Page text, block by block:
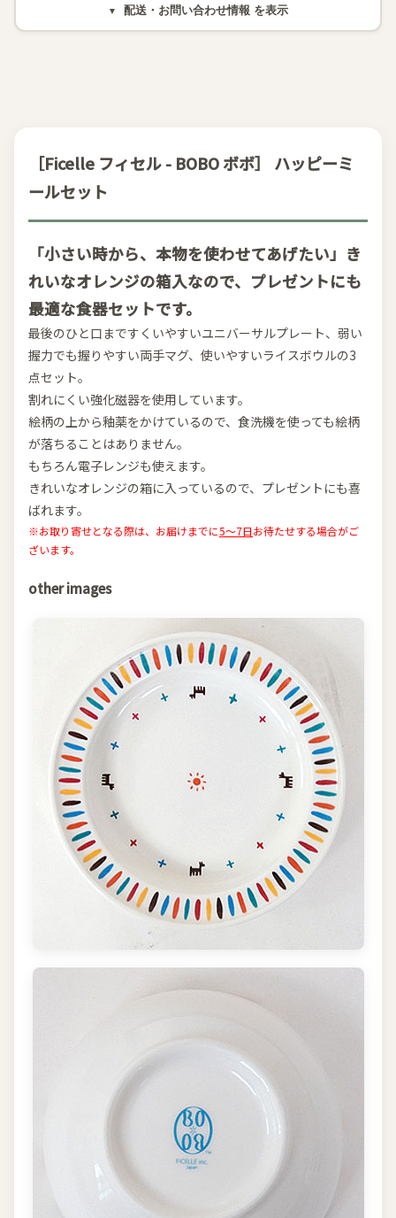
配送・お問い合わせ情報
［Ficelle フィセル - BOBO ボボ］ ハッピーミ
ールセット
「小さい時から、本物を使わせてあげたい」き
れいなオレンジの箱入なので、プレゼントにも
最適な食器セットです。
最後のひと口まですくいやすいユニバーサルプレート、弱い
握力でも握りやすい両手マグ、使いやすいライスボウルの3
点セット。
割れにくい強化磁器を使用しています。
絵柄の上から釉薬をかけているので、食洗機を使っても絵柄
が落ちることはありません。
もちろん電子レンジも使えます。
きれいなオレンジの箱に入っているので、プレゼントにも喜
ばれます。
※お取り寄せとなる際は、お届けまでに5～7日お待たせする場合がご
ざいます。
other images